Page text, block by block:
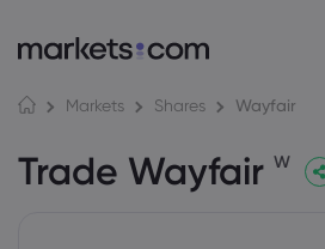
Markets Shares Wayfair
Trade Wayfair W